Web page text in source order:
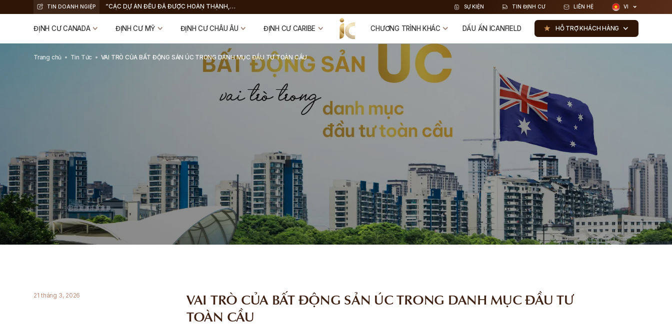
TIN DOANH NGIỆP
“TẠI SAO CHỌN SÍP? TƯƠNG LAI CHO CON
CÁI VÀ TÀI SẢN SINH LỜI TẠI CHÂU ÂU”, MR.
SỰ KIỆN TIN ĐỊNH CƯ LIÊN HỆ VI
ĐỊNH CƯ CANADA ĐỊNH CƯ MỸ ĐỊNH CƯ CHÂU ÂU ĐỊNH CƯ CARIBE CHƯƠNG TRÌNH KHÁC DẤU ẤN ICANFIELD HỖ TRỢ KHÁCH HÀNG
Trang chủ Tin Tức VAI TRÒ CỦA BẤT ĐỘNG SẢN ÚC TRONG DANH MỤC ĐẦU TƯ TOÀN CẦU
21 tháng 3, 2026
VAI TRÒ CỦA BẤT ĐỘNG SẢN ÚC TRONG DANH MỤC ĐẦU TƯ
TOÀN CẦU